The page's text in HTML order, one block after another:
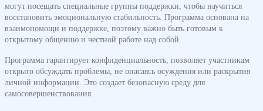
могут посещать специальные группы поддержки, чтобы научиться
восстановить эмоциональную стабильность. Программа основана на
взаимопомощи и поддержке, поэтому важно быть готовым к
открытому общению и честной работе над собой.
Программа гарантирует конфиденциальность, позволяет участникам
открыто обсуждать проблемы, не опасаясь осуждения или раскрытия
личной информации. Это создает безопасную среду для
самосовершенствования.